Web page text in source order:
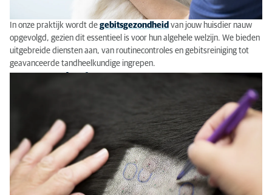
In onze praktijk wordt de gebitsgezondheid van jouw huisdier nauw
opgevolgd , gezien dit essentieel is voor hun algehele welzijn. We bieden
uitgebreide diensten aan, van routinecontroles en gebitsreiniging tot
geavanceerde tandheelkundige ingrepen.